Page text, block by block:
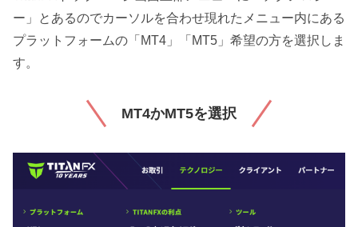
ー」とあるのでカーソルを合わせ現れたメニュー内にある
プラットフォームの「MT4」「MT5」希望の方を選択しま
す。
MT4かMT5を選択